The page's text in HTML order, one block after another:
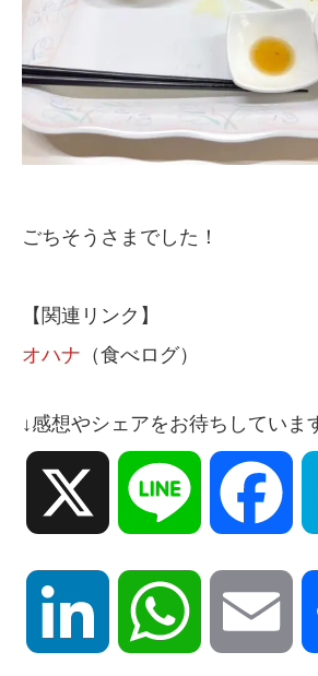
ごちそうさまでした！
【関連リンク】
オハナ （食べログ）
↓感想やシェアをお待ちしていま
Line
LinkedIn WhatsApp